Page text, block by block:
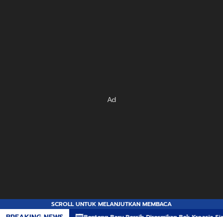
Ad
SCROLL UNTUK MELANJUTKAN MEMBACA